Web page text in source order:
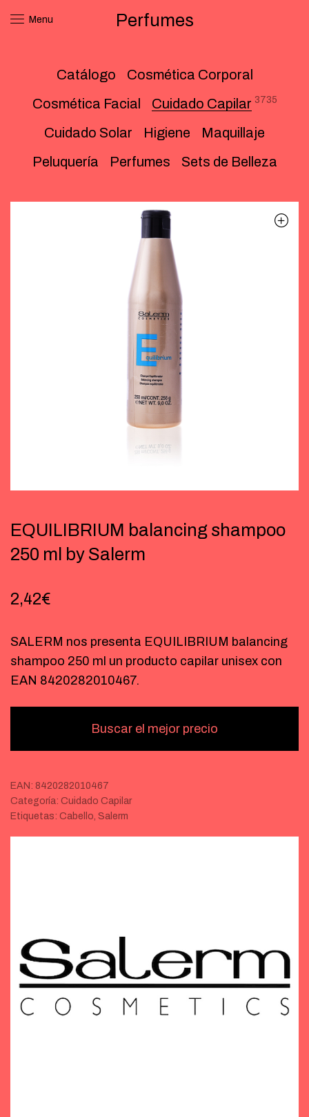
Menu Perfumes
Catálogo
Cosmética Corporal
Cosmética Facial
Cuidado Capilar 3735
Cuidado Solar Higiene
Maquillaje
Peluquería
Perfumes Sets de Belleza
EQUILIBRIUM balancing shampoo
250 ml by Salerm
2,42€
SALERM nos presenta EQUILIBRIUM balancing
shampoo 250 ml un producto capilar unisex con
EAN 8420282010467.
Buscar el mejor precio
EAN: 8420282010467
Categoría: Cuidado Capilar
Etiquetas: Cabello, Salerm